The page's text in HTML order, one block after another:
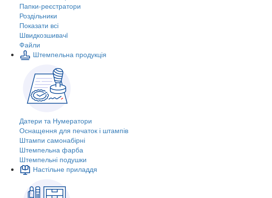
Папки-реєстратори
Роздільники
Показати всі
Швидкозшивачi
Файли
Штемпельна продукція
Датери та Нумератори
Оснащення для печаток і штампів
Штампи самонабірні
Штемпельна фарба
Штемпельні подушки
Настільне приладдя